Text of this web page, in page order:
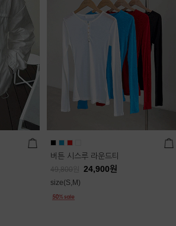
버튼 시스루 라운드티
49,800 24,900원
size(S,M)